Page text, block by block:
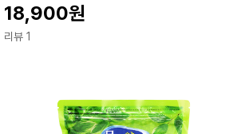
18,900원
리뷰 1